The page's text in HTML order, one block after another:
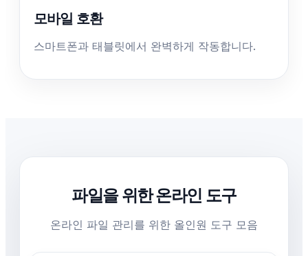
모바일 호환
스마트폰과 태블릿에서 완벽하게 작동합니다.
파일을 위한 온라인 도구
온라인 파일 관리를 위한 올인원 도구 모음